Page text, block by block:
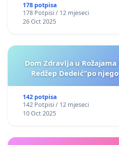
178 potpisa
178 Potpisi / 12 mjeseci
26 Oct 2025
Dom Zdravlja u
Redžep Dedeić”po
142 potpisa
142 Potpisi / 12 mjeseci
10 Oct 2025